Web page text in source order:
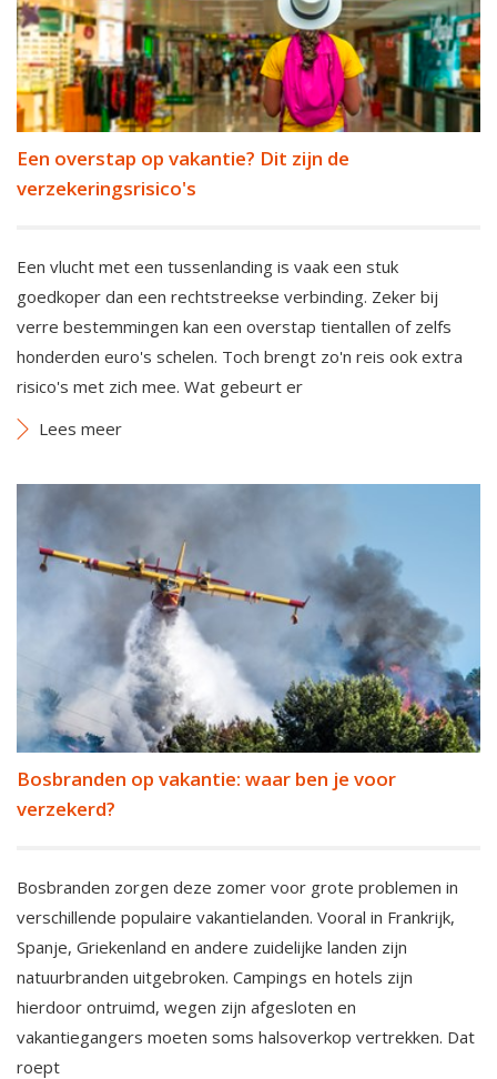
Een overstap op vakantie? Dit zijn de
verzekeringsrisico's
Een vlucht met een tussenlanding is vaak een stuk
goedkoper dan een rechtstreekse verbinding. Zeker bij
verre bestemmingen kan een overstap tientallen of zelfs
honderden euro's schelen. Toch brengt zo'n reis ook extra
risico's met zich mee. Wat gebeurt er
Lees meer
Bosbranden op vakantie: waar ben je voor
verzekerd?
Bosbranden zorgen deze zomer voor grote problemen in
verschillende populaire vakantielanden. Vooral in Frankrijk,
Spanje, Griekenland en andere zuidelijke landen zijn
natuurbranden uitgebroken. Campings en hotels zijn
hierdoor ontruimd, wegen zijn afgesloten en
vakantiegangers moeten soms halsoverkop vertrekken. Dat
roept